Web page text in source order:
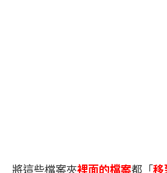
將這些檔案夾裡面的檔案都「移